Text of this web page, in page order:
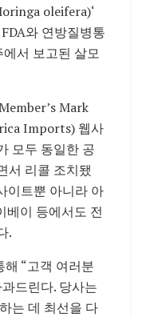
oleifera)‘
와 연방질병통
서 보고된 살모
Mark
Imports) 웹사
모두 동일한 공
서 리콜 조치됐
이트뿐 아니라 아
베이 등에서도 전
.
“고객 여러분
드린다. 당사는
는 데 최선을 다